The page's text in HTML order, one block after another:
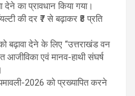
देने का प्रावधान किया गया।
की दर ₹7 से बढ़ाकर ₹8 प्रति
बढ़ावा देने के लिए “उत्तराखंड वन
आजीविका एवं मानव-हाथी संघर्ष
2026 को प्रख्यापित करने